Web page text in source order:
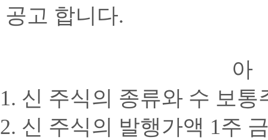
공고 합니다.
아
1. 신 주식의 종류와 수 보
2. 신 주식의 발행가액 1주